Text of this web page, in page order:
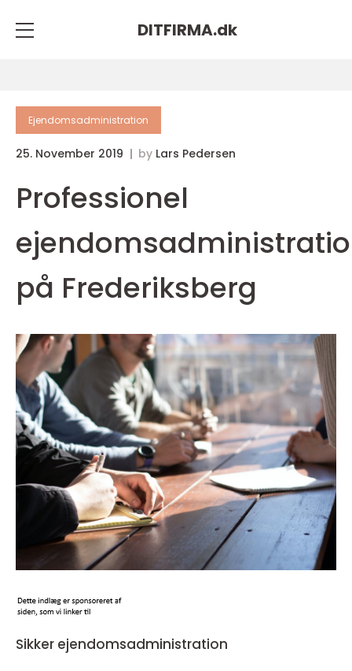
DITFIRMA.dk
Ejendomsadministration
25. November 2019 by Lars Pedersen
Professionel
på Frederiksberg
Sikker ejendomsadministration